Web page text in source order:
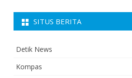
SITUS BERITA
Detik News
Kompas